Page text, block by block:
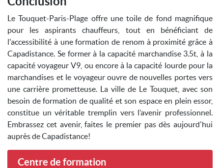
Le Touquet-Paris-Plage offre une toile de fond magnifique
pour les aspirants chauffeurs, tout en bénéficiant de
l'accessibilité à une formation de renom à proximité grâce à
Capadistance. Se former à la capacité marchandise 3.5t, à la
capacité voyageur V9, ou encore à la capacité lourde pour la
marchandises et le voyageur ouvre de nouvelles portes vers
une carrière prometteuse. La ville de Le Touquet, avec son
besoin de formation de qualité et son espace en plein essor,
constitue un véritable tremplin vers l’avenir professionnel.
Embrassez cet avenir, faites le premier pas dès aujourd'hui
auprès de Capadistance!
Centre de formation